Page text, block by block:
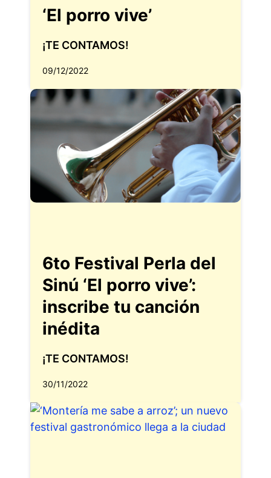
‘El porro vive’
¡TE CONTAMOS!
09/12/2022
6to Festival Perla del
Sinú ‘El porro vive’:
inscribe tu canción
inédita
¡TE CONTAMOS!
30/11/2022